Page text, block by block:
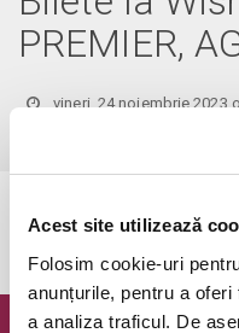
Acest site utilizează
Folosim cookie-uri
anunțurile, pentru a
a analiza traficul. De
PREMIER,
vineri, 24 noiembrie 2023